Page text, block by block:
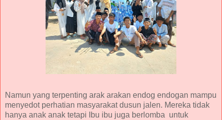
Namun yang terpenting arak arakan endog endogan mampu
menyedot perhatian masyarakat dusun jalen. Mereka tidak
hanya anak anak tetapi Ibu ibu juga berlomba untuk